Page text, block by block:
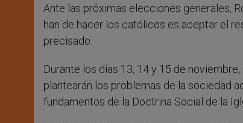
Ante las próximas elecciones generales,
han de hacer los católicos es aceptar el
precisado.
Durante los días 13, 14 y 15 de
plantearán los problemas de la sociedad
fundamentos de la Doctrina Social de la